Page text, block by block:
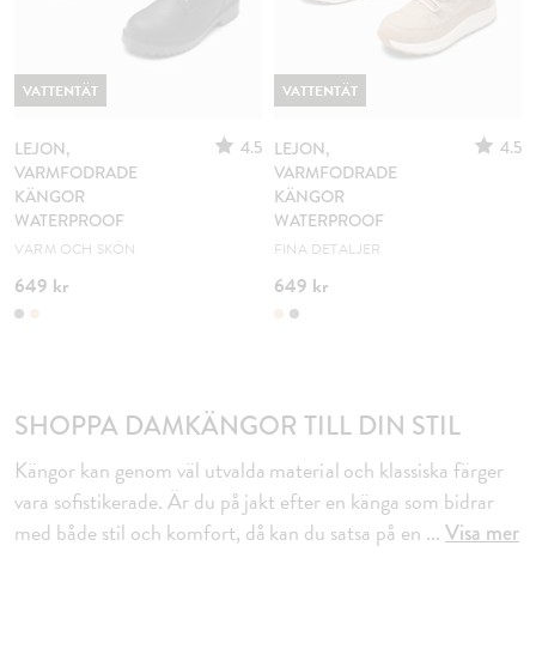
LEJON,
VARMFODRADE
KÄNGOR
WATERPROOF
4.5
VARM OCH SKÖN
649 kr
VATTENTÄT
LEJON,
VARMFODRADE
KÄNGOR
WATERPROOF
4.5
FINA DETALJER
649 kr
VATTENTÄT
SHOPPA DAMKÄNGOR TILL DIN STIL
Kängor kan genom väl utvalda material och klassiska färger
vara sofistikerade. Är du på jakt efter en känga som bidrar
med både stil och komfort, då kan du satsa på en ...Visa mer